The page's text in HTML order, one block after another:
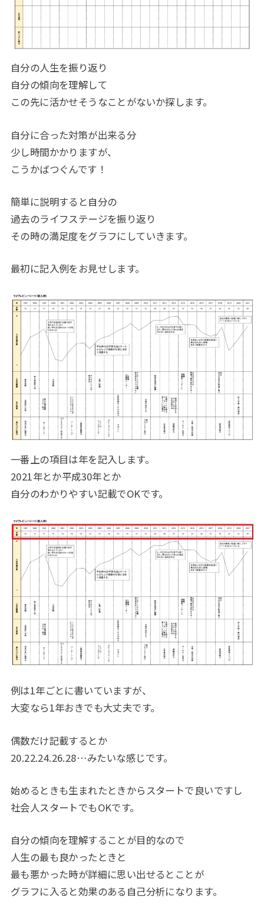
自分の人生を振り返り
自分の傾向を理解して
この先に活かせそうなことがないか探します。
自分に合った対策が出来る分
少し時間かかりますが、
こうかばつぐんです！
簡単に説明すると自分の
過去のライフステージを振り返り
その時の満足度をグラフにしていきます。
最初に記入例をお見せします。
一番上の項目は年を記入します。
2021年とか平成30年とか
自分のわかりやすい記載でOKです。
例は1年ごとに書いていますが、
大変なら1年おきでも大丈夫です。
偶数だけ記載するとか
20.22.24.26.28…みたいな感じです。
始めるときも生まれたときからスタートで良いですし
社会人スタートでもOKです。
自分の傾向を理解することが目的なので
人生の最も良かったときと
最も悪かった時が詳細に思い出せるとことが
グラフに入ると効果のある自己分析になります。